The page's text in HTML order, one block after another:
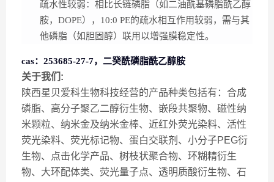
疏水性较弱：相比长链磷脂（如二油酰基磷脂酰乙醇
胺，DOPE），10:0 PE的疏水相互作用较弱，需与其
他磷脂（如胆固醇）联用以增强膜稳定性。
cas：253685-27-7，二癸酰磷脂酰乙醇胺
关于我们:
陕西星贝爱科生物科技经营的产品种类包括有：合成
磷脂、高分子聚乙二醇衍生物、嵌段共聚物、磁性纳
米颗粒、纳米金及纳米金棒、近红外荧光染料、活性
荧光染料、荧光标记物、蛋白交联剂、小分子PEG衍
生物、点击化学产品、树枝状聚合物、环糊精衍生
物、大环配体类、荧光量子点、透明质酸衍生物、石